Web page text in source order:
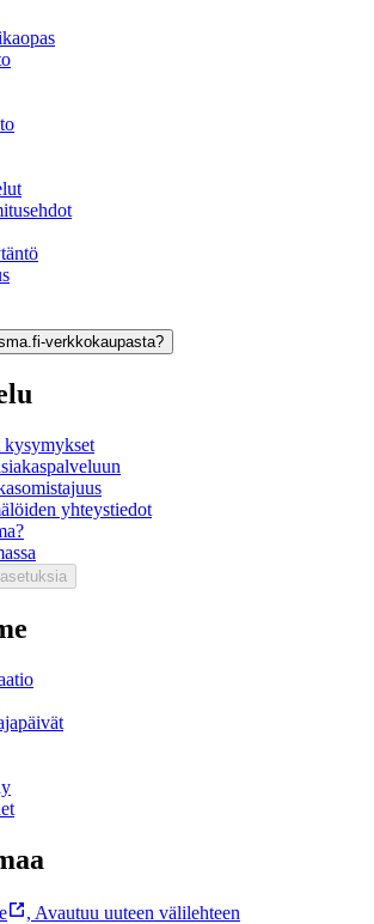
verkkokaupasta?
yhteystiedot
, Avautuu uuteen välilehteen